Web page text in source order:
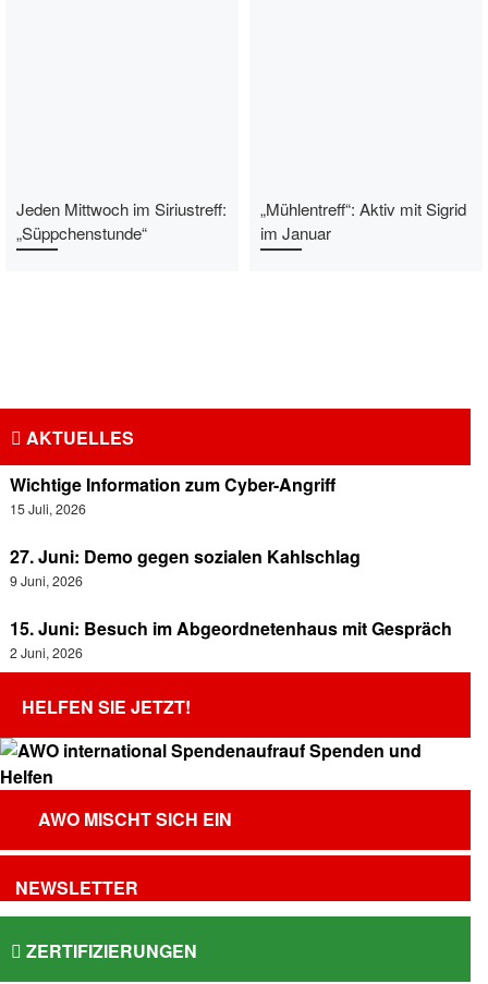
Jeden Mittwoch im Siriustreff:
„Süppchenstunde“
„Mühlentreff“: Aktiv mit Sigrid
im Januar
AKTUELLES
Wichtige Information zum Cyber-Angriff
15 Juli, 2026
27. Juni: Demo gegen sozialen Kahlschlag
9 Juni, 2026
15. Juni: Besuch im Abgeordnetenhaus mit Gespräch
2 Juni, 2026
HELFEN SIE JETZT!
AWO MISCHT SICH EIN
NEWSLETTER
ZERTIFIZIERUNGEN